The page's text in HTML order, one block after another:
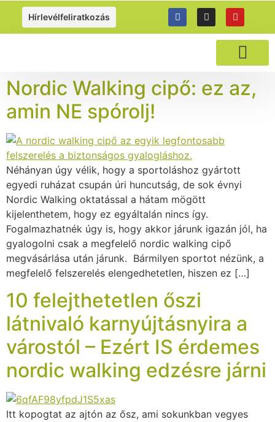
https://gyalogolj.hu
Hírlevélfeliratkozás
Nordic Walking cipő: ez az,
amin NE spórolj!
Néhányan úgy vélik, hogy a sportoláshoz gyártott
egyedi ruházat csupán úri huncutság, de sok évnyi
Nordic Walking oktatással a hátam mögött
kijelenthetem, hogy ez egyáltalán nincs így.
Fogalmazhatnék úgy is, hogy akkor járunk igazán jól, ha
gyalogolni csak a megfelelő nordic walking cipő
megvásárlása után járunk. Bármilyen sportot nézünk, a
megfelelő felszerelés elengedhetetlen, hiszen ez […]
10 felejthetetlen őszi
látnivaló karnyújtásnyira a
várostól – Ezért IS érdemes
nordic walking edzésre járni
Itt kopogtat az ajtón az ősz, ami sokunkban vegyes